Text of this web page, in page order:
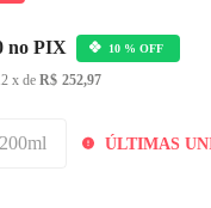
no PIX 10 % OFF
x de R$ 252,97
200ml ÚLTIMAS